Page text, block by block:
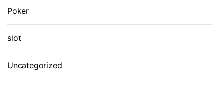
Poker
slot
Uncategorized